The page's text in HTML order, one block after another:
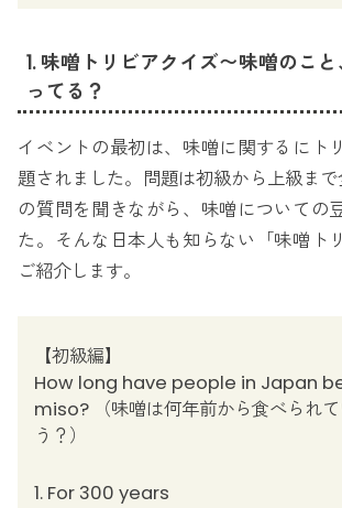
1. 味噌トリビアクイズ〜味噌のこ
ってる？
イベントの最初は、味噌に関するにト
題されました。問題は初級から上級ま
の質問を聞きながら、味噌についての
た。そんな日本人も知らない「味噌ト
ご紹介します。
【初級編】
How long have people in Japan
miso? （味噌は何年前から食べられて
う？）
1. For 300 years